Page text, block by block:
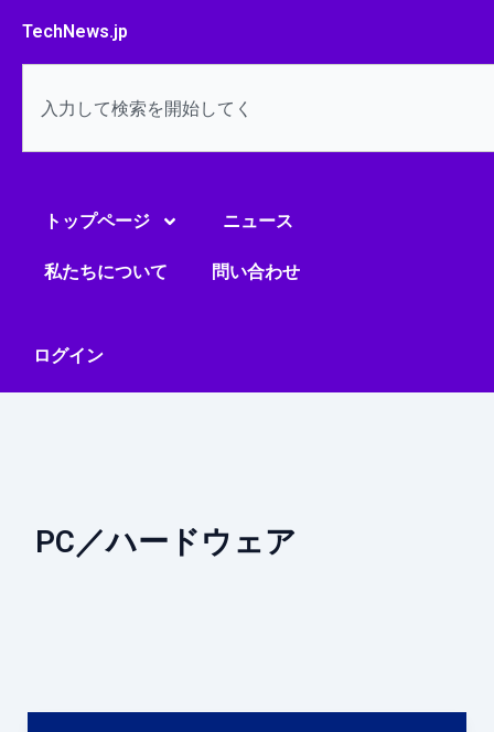
TechNews.jp
トップページ ニュース
私たちについて 問い合わせ
ログイン
PC／ハードウェア